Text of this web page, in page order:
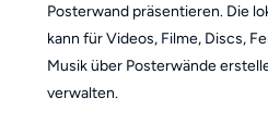
Posterwand präsentieren. Die
kann für Videos, Filme, Discs,
Musik über Posterwände
verwalten.